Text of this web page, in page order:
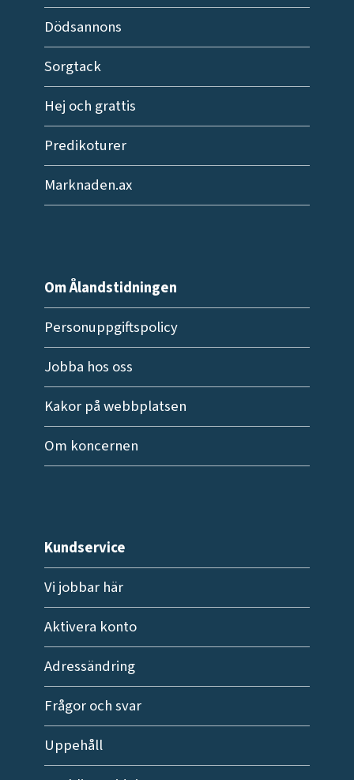
Dödsannons
Sorgtack
Hej och grattis
Predikoturer
Marknaden.ax
Om Ålandstidningen
Personuppgiftspolicy
Jobba hos oss
Kakor på webbplatsen
Om koncernen
Kundservice
Vi jobbar här
Aktivera konto
Adressändring
Frågor och svar
Uppehåll